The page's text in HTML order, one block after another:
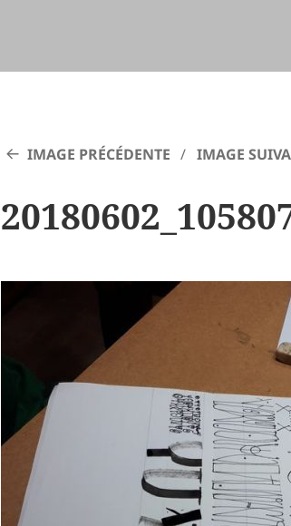
IMAGE PRÉCÉDENTE IMAGE